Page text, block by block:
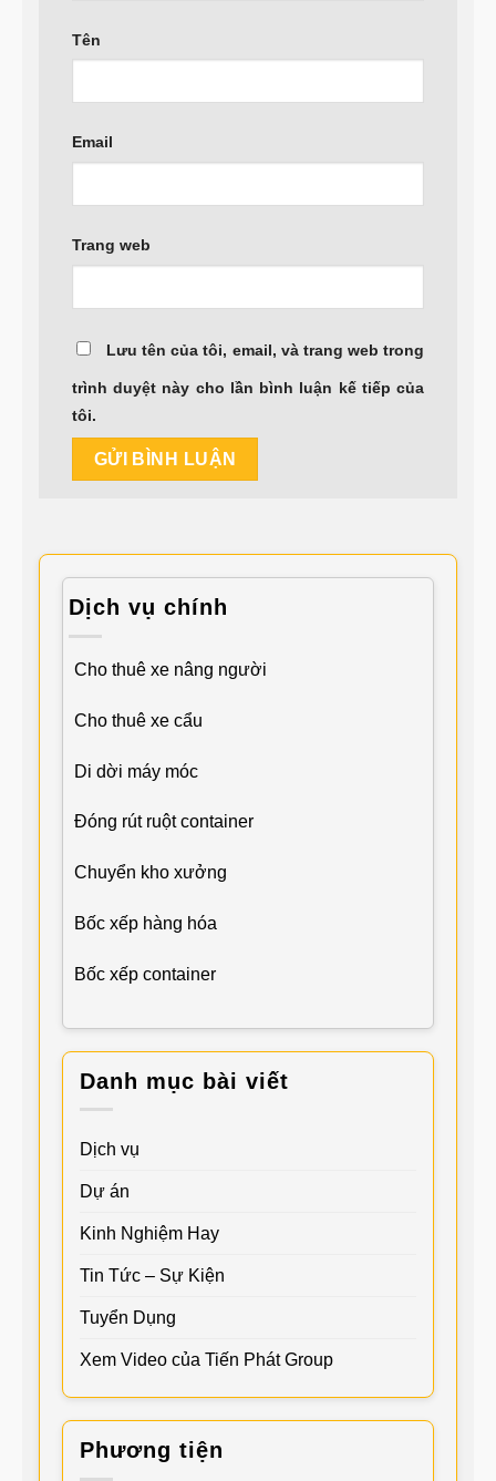
Tên
Email
Trang web
Lưu tên của tôi, email, và trang web trong
trình duyệt này cho lần bình luận kế tiếp của
tôi.
Dịch vụ chính
Cho thuê xe nâng người
Cho thuê xe cẩu
Di dời máy móc
Đóng rút ruột container
Chuyển kho xưởng
Bốc xếp hàng hóa
Bốc xếp container
Danh mục bài viết
Dịch vụ
Dự án
Kinh Nghiệm Hay
Tin Tức – Sự Kiện
Tuyển Dụng
Xem Video của Tiến Phát Group
Phương tiện